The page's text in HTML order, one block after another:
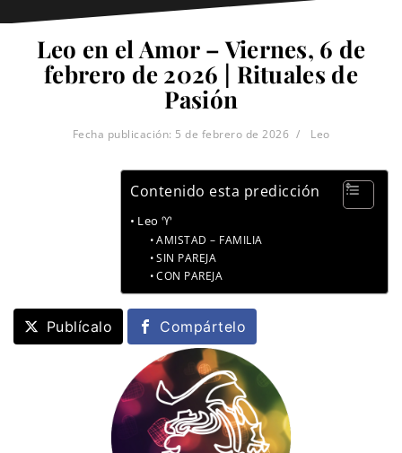
Leo en el Amor – Viernes, 6 de
febrero de 2026 | Rituales de
Pasión
Fecha publicación: 5 de febrero de 2026 Leo
Contenido esta predicción
Leo ♈
AMISTAD – FAMILIA
SIN PAREJA
CON PAREJA
Publícalo Compártelo